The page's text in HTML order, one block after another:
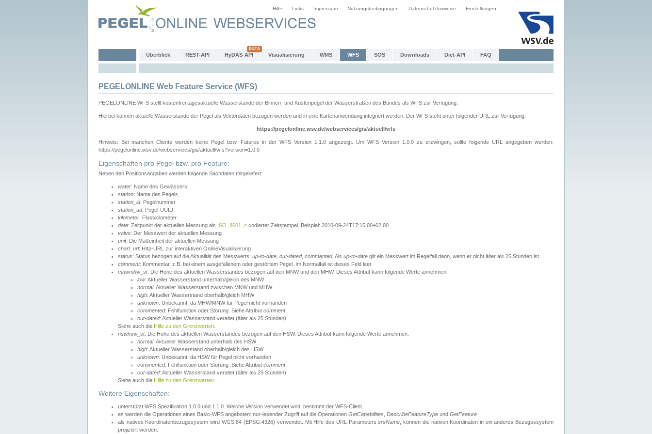
Hilfe Links Impressum Nutzungsbedingungen Datenschutzhinweise Einstellungen
Überblick REST-API HyDAS-API Visualisierung WMS WFS SOS Downloads Dict-API FAQ
PEGELONLINE Web Feature Service (WFS)
PEGELONLINE WFS stellt kostenfrei tagesaktuelle Wasserstände der Binnen- und Küstenpegel der Wasserstraßen des Bundes als WFS zur Verfügung.
Hierbei können aktuelle Wasserstände der Pegel als Vektordaten bezogen werden und in eine Kartenanwendung integriert werden. Der WFS steht unter folgender URL zur Verfügung:
https://pegelonline.wsv.de/webservices/gis/aktuell/wfs
Hinweis: Bei manchen Clients werden keine Pegel bzw. Fatures in der WFS Version 1.1.0 angezeigt. Um WFS Version 1.0.0 zu erzwingen, sollte folgende URL angegeben werden:
https://pegelonline.wsv.de/webservices/gis/aktuell/wfs?version=1.0.0
Eigenschaften pro Pegel bzw. pro Feature:
Neben den Positionsangaben werden folgende Sachdaten mitgeliefert:
water: Name des Gewässers
station: Name des Pegels
station_id: Pegelnummer
station_ud: Pegel-UUID
kilometer: Flusskilometer
date: Zeitpunkt der aktuellen Messung als ISO_8601 ↗ codierter Zeitstempel. Beispiel: 2010-09-24T17:15:00+02:00
value: Der Messwert der aktuellen Messung
unit: Die Maßeinheit der aktuellen Messung
chart_url: Http-URL zur interaktiven OnlineVisualisierung
status: Status bezogen auf die Aktualität des Messwerts: up-to-date out-dated, commented. Als up-to-date gilt ein Messwert im Regelfall dann, wenn er nicht älter als 25 Stunden ist.
comment: Kommentar, z.B. bei einem ausgefallenem oder gestörtem Pegel. Im Normalfall ist dieses Feld leer.
mnwmhw_st: Die Höhe des aktuellen Wasserstandes bezogen auf den MNW und den MHW. Dieses Attribut kann folgende Werte annehmen:
low: Aktueller Wasserstand unterhalb/gleich des MNW
normal: Aktueller Wasserstand zwischen MNW und MHW
high: Aktueller Wasserstand oberhalb/gleich MHW
unknown: Unbekannt, da MHW/MNW für Pegel nicht vorhanden
commented: Fehlfunktion oder Störung. Siehe Attribut comment
out-dated: Aktueller Wasserstand veraltet (älter als 25 Stunden)
Siehe auch die Hilfe zu den Grenzwerten
nswhsw_st: Die Höhe des aktuellen Wasserstandes bezogen auf den HSW. Dieses Attribut kann folgende Werte annehmen:
normal: Aktueller Wasserstand unterhalb des HSW
high: Aktueller Wasserstand oberhalb/gleich des HSW
unknown: Unbekannt, da HSW für Pegel nicht vorhanden
commented: Fehlfunktion oder Störung. Siehe Attribut comment
out-dated: Aktueller Wasserstand veraltet (älter als 25 Stunden)
Siehe auch die Hilfe zu den Grenzwerten
Weitere Eigenschaften:
unterstützt WFS Spezifikation 1.0.0 und 1.1.0. Welche Version verwendet wird, bestimmt der WFS-Client.
es werden die Operationen eines Basic-WFS angeboten: nur-lesender Zugriff auf die Operationen GetCapabilities DescribeFeatureType und GetFeature
als natives Koordinatenbezugssystem wird WGS 84 (EPSG:4326) verwendet. Mit Hilfe des URL-ParameterssrsName , können die nativen Koordinaten in ein anderes Bezugsssystem
projiziert werden.